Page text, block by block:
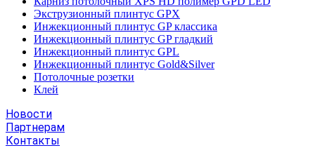
Экструзионный плинтус GPX
Инжекционный плинтус GP классика
Инжекционный плинтус GP гладкий
Инжекционный плинтус GPL
Инжекционный плинтус Gold&Silver
Потолочные розетки
Клей
Новости
Партнерам
Контакты